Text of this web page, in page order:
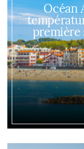
Océan
première